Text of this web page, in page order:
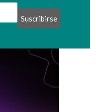
Suscribirse